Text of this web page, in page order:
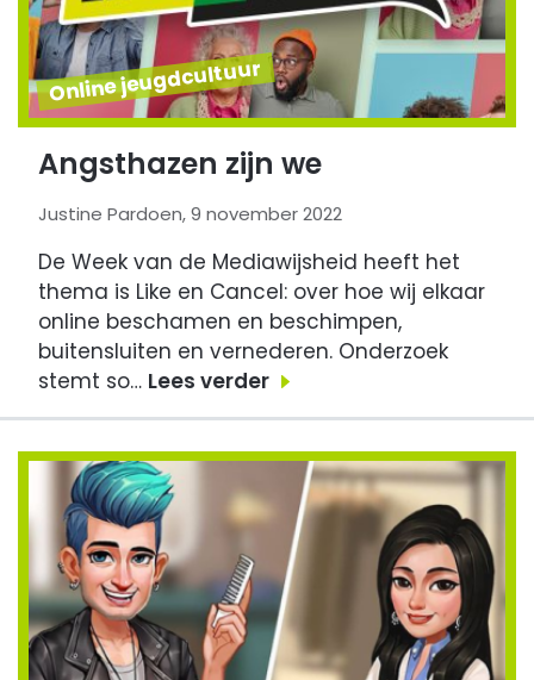
Online jeugdcultuur
Angsthazen zijn we
Justine Pardoen, 9 november 2022
De Week van de Mediawijsheid heeft het
thema is Like en Cancel: over hoe wij elkaar
online beschamen en beschimpen,
buitensluiten en vernederen. Onderzoek
stemt so… Lees verder